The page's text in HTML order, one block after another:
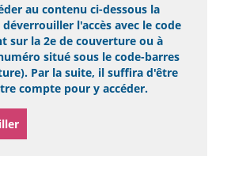
au contenu ci-dessous la
l'accès avec le code
sur la 2e de couverture ou à
situé sous le code-barres
Par la suite, il suffira d'être
compte pour y accéder.